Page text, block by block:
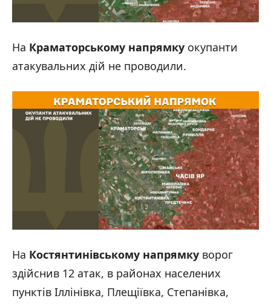
На Краматорському напрямку окупанти
атакувальних дій не проводили.
На Костянтинівському напрямку ворог
здійснив 12 атак, в районах населених
пунктів Іллінівка, Плещіївка, Степанівка,